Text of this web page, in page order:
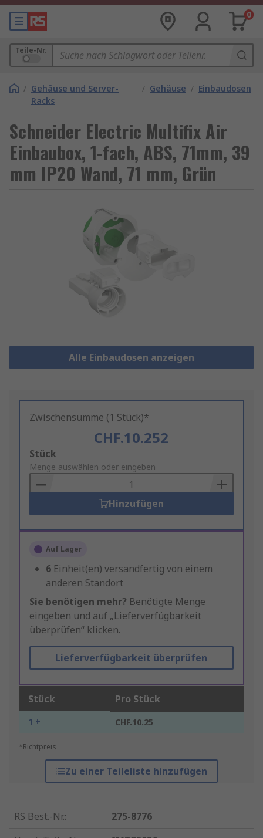
0
Teile-Nr.
/ Gehäuse und Server-
Racks
/ Gehäuse / Einbaudosen
Schneider Electric Multifix Air
Einbaubox, 1-fach, ABS, 71mm, 39
mm IP20 Wand, 71 mm, Grün
Alle Einbaudosen anzeigen
Zwischensumme (1 Stück)*
CHF.10.252
Add
to
Basket
Stück
Menge auswählen oder eingeben
Hinzufügen
Auf Lager
6 Einheit(en) versandfertig von einem
anderen Standort
Sie benötigen mehr? Benötigte Menge
eingeben und auf „Lieferverfügbarkeit
überprüfen“ klicken.
Lieferverfügbarkeit überprüfen
Stück Pro Stück
1 + CHF.10.25
*Richtpreis
Zu einer Teileliste hinzufügen
RS Best.-Nr.:
275-8776